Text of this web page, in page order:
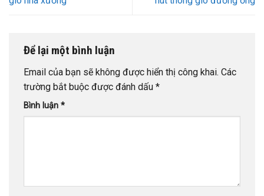
Để lại một bình luận
Email của bạn sẽ không được hiển thị công khai. Các
trường bắt buộc được đánh dấu *
Bình luận *